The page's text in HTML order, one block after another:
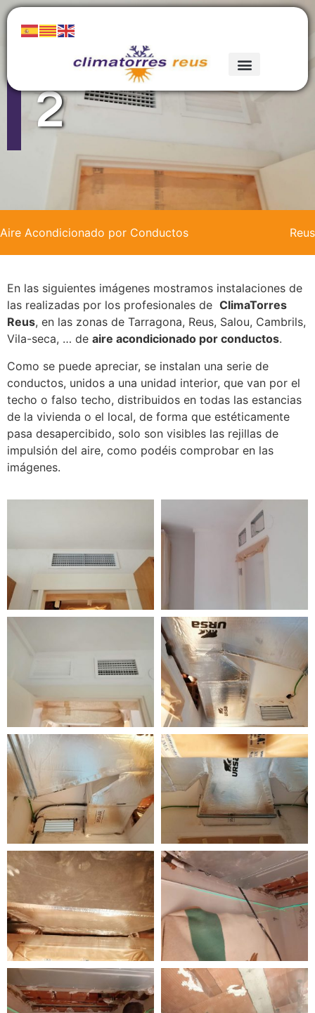
Conductos
2
Aire Acondicionado por Conductos Reus
En las siguientes imágenes mostramos instalaciones de
las realizadas por los profesionales de ClimaTorres
Reus, en las zonas de Tarragona, Reus, Salou, Cambrils,
Vila-seca, … de aire acondicionado por conductos.
Como se puede apreciar, se instalan una serie de
conductos, unidos a una unidad interior, que van por el
techo o falso techo, distribuidos en todas las estancias
de la vivienda o el local, de forma que estéticamente
pasa desapercibido, solo son visibles las rejillas de
impulsión del aire, como podéis comprobar en las
imágenes.